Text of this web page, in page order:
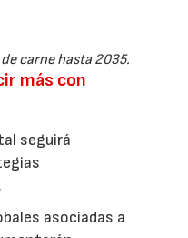
carne hasta 2035.
más con
seguirá
asociadas a